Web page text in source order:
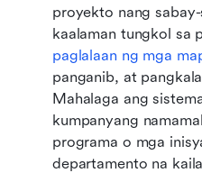
proyekto nang
paglalaan ng mga
panganib, at
Mahalaga ang
kumpanyang
programa o mga
departamento na